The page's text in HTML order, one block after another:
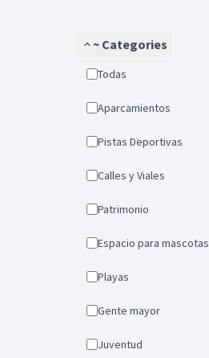
~ Categories
Todas
Aparcamientos
Pistas Deportivas
Calles y Viales
Patrimonio
Espacio para mascotas
Playas
Gente mayor
Juventud